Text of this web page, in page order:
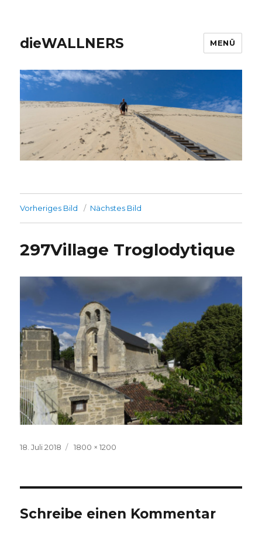
dieWALLNERS MENÜ
Vorheriges Bild Nächstes Bild
297Village Troglodytique
Veröffentlicht
18. Juli 2018
Volle
1800 × 1200
Schreibe einen Kommentar